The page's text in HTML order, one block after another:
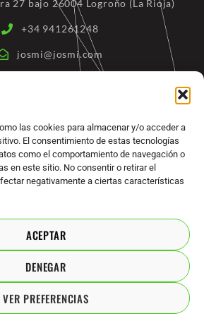
las cookies para almacenar y/o acceder a
El consentimiento de estas tecnologías
como el comportamiento de navegación o
en este sitio. No consentir o retirar el
negativamente a ciertas características
ACEPTAR
DENEGAR
VER PREFERENCIAS
ACUERDOS LEGALES
de privacidad
Aviso legal
Quienes somos
Productos
Industriales
Marcas
27 bajo 26004 Logroño (La Rioja)
+34 941261248
josmi@josmi.com
f